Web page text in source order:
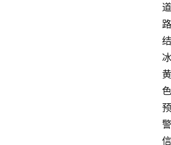
道
路
结
冰
黄
色
预
警
信